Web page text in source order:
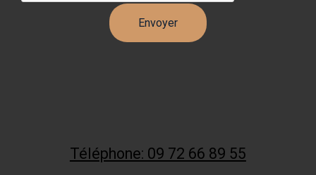
Téléphone: 09 72 66 89 55